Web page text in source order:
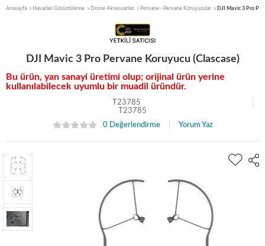
Anasayfa Havadan Görüntüleme Drone Aksesuarları Pervane - Pervane Koruyucular DJI Mavic 3 Pro
DJI Mavic 3 Pro Pervane Koruyucu (Clascase)
Bu ürün, yan sanayi üretimi olup; orijinal ürün yerine
kullanılabilecek uyumlu bir muadil üründür.
T23785
T23785
0 Değerlendirme
Yorum Yaz